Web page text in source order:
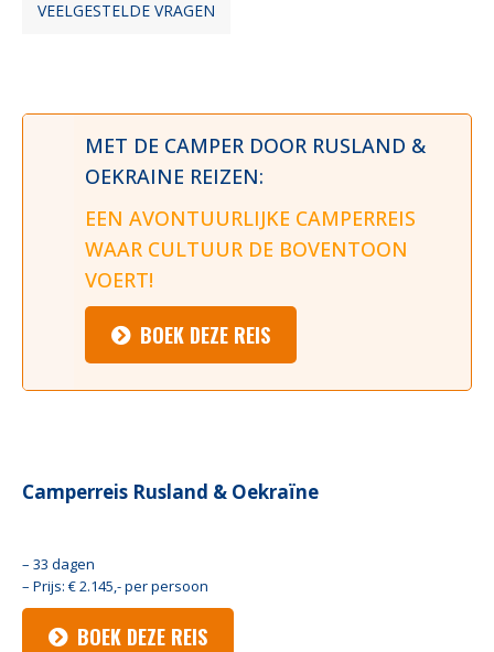
VEELGESTELDE VRAGEN
MET DE CAMPER DOOR RUSLAND &
OEKRAINE REIZEN:
EEN AVONTUURLIJKE CAMPERREIS
WAAR CULTUUR DE BOVENTOON
VOERT!
BOEK DEZE REIS
Camperreis Rusland & Oekraïne
– 33 dagen
– Prijs: € 2.145,- per persoon
BOEK DEZE REIS